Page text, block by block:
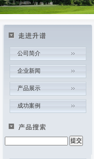
公司简介
企业新闻
产品展示
成功案例